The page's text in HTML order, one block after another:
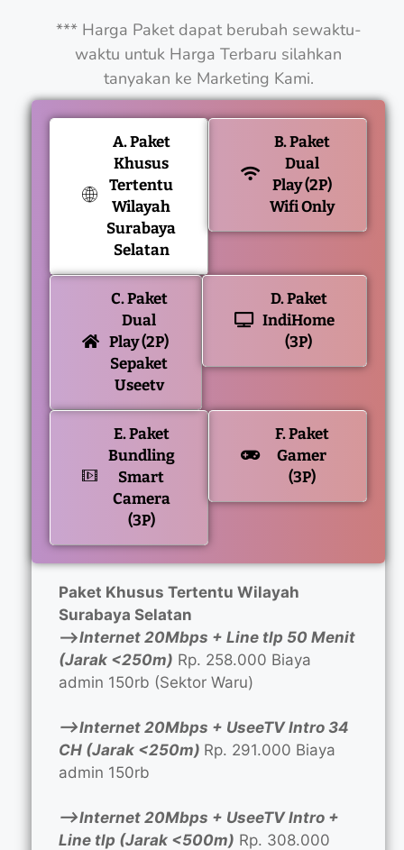
*** Harga Paket dapat berubah sewaktu-
waktu untuk Harga Terbaru silahkan
tanyakan ke Marketing Kami.
A. Paket
Khusus
Tertentu
Wilayah
Surabaya
Selatan
B. Paket
Dual
Play (2P)
Wifi Only
C. Paket
Dual
Play (2P)
Sepaket
Useetv
D. Paket
IndiHome
(3P)
E. Paket
Bundling
Smart
Camera
(3P)
F. Paket
Gamer
(3P)
Paket Khusus Tertentu Wilayah
Surabaya Selatan
—>Internet 20Mbps + Line tlp 50 Menit
(Jarak <250m) Rp. 258.000 Biaya
admin 150rb (Sektor Waru)
—>Internet 20Mbps + UseeTV Intro 34
CH (Jarak <250m) Rp. 291.000 Biaya
admin 150rb
—>Internet 20Mbps + UseeTV Intro +
Line tlp (Jarak <500m) Rp. 308.000